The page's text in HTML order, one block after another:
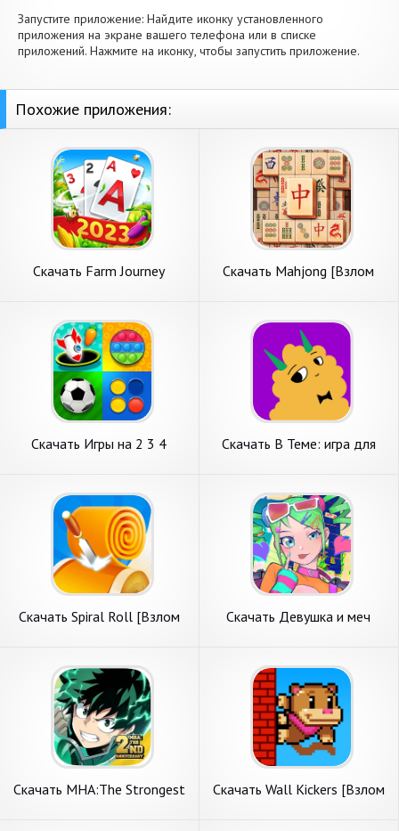
Запустите приложение: Найдите иконку установленного
приложения на экране вашего телефона или в списке
приложений. Нажмите на иконку, чтобы запустить приложение.
Похожие приложения:
Скачать Farm Journey
Андроид
Скачать Mahjong [Взлом
Скачать Игры на 2 3 4
Скачать В Теме: игра для
Скачать Spiral Roll [Взлом
Скачать Девушка и меч
Скачать MHA:The Strongest
Скачать Wall Kickers [Взлом